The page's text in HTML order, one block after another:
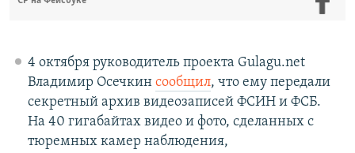
4 октября руководитель проекта Gulagu.net
Владимир Осечкин сообщил, что ему передали
секретный архив видеозаписей ФСИН и ФСБ.
На 40 гигабайтах видео и фото, сделанных с
тюремных камер наблюдения,